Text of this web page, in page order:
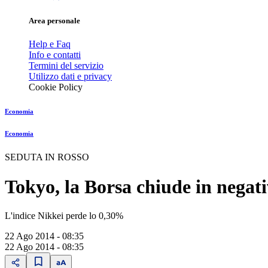
Area personale
Help e Faq
Info e contatti
Termini del servizio
Utilizzo dati e privacy
Cookie Policy
Economia
Economia
SEDUTA IN ROSSO
Tokyo, la Borsa chiude in
L'indice Nikkei perde lo 0,30%
22 Ago 2014 - 08:35
22 Ago 2014 - 08:35